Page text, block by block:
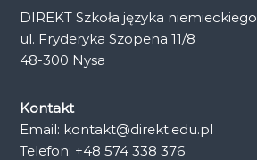
DIREKT Szkoła języka niemieckiego
ul. Fryderyka Szopena 11/8
48-300 Nysa
Kontakt
Email: kontakt@direkt.edu.pl
Telefon: +48 574 338 376